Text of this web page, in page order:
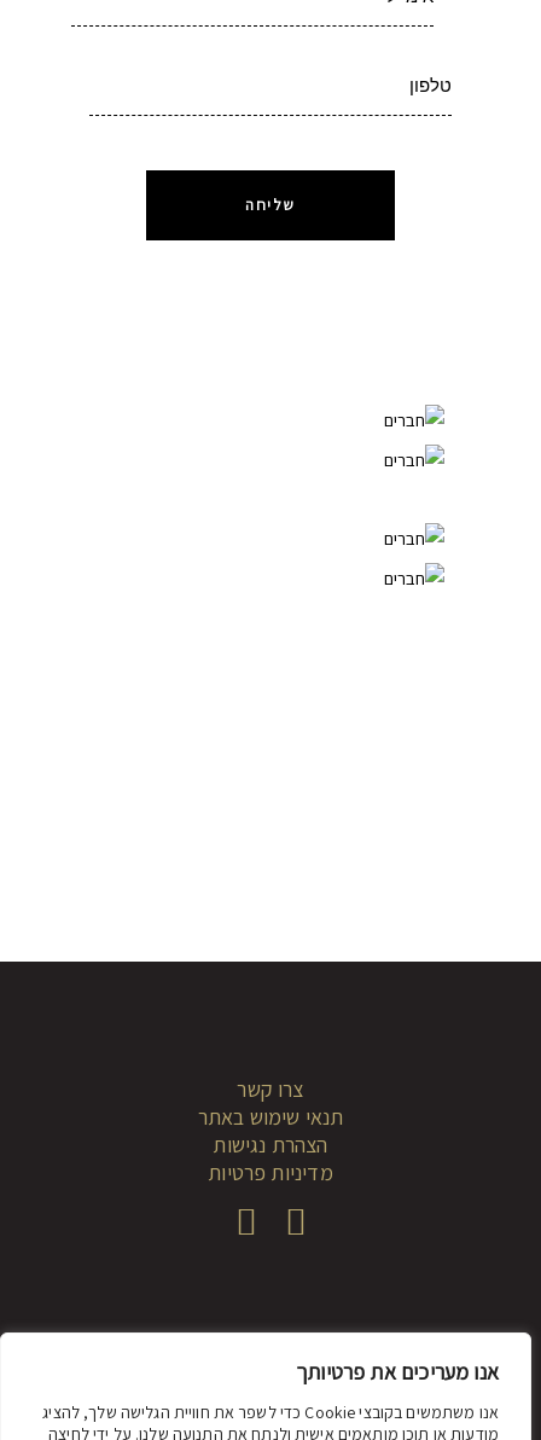
אנו מעריכים את פרטיותך
אנו משתמשים בקובצי Cookie כדי לשפר את חוויית הגלישה שלך, להציג
מודעות או תוכן מותאמים אישית ולנתח את התנועה שלנו. על ידי לחיצה
שליחה
צרו קשר
תנאי שימוש באתר
הצהרת נגישות
מדיניות פרטיות
© 2021 dadah.co.il